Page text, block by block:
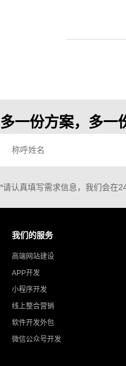
多一份方案，多一
*请认真填写需求信息，我们会在
我们的服务
高端网站建设
APP开发
小程序开发
线上整合营销
软件开发外包
微信公众号开发